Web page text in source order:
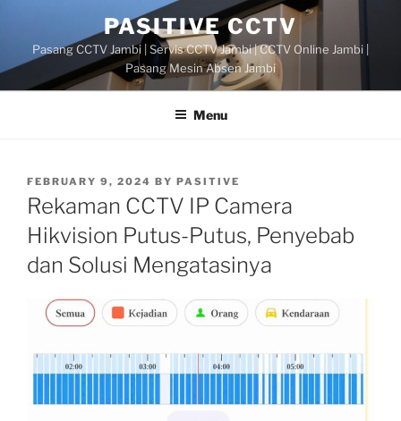
content
PASITIVE CCTV
Pasang CCTV Jambi | Servis CCTV Jambi | CCTV Online Jambi |
Pasang Mesin Absen Jambi
Menu
POSTED
ON
FEBRUARY 9, 2024 BY PASITIVE
Rekaman CCTV IP Camera
Hikvision Putus-Putus, Penyebab
dan Solusi Mengatasinya